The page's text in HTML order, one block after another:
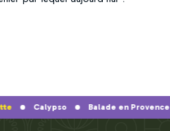
Calypso Balade en Provence